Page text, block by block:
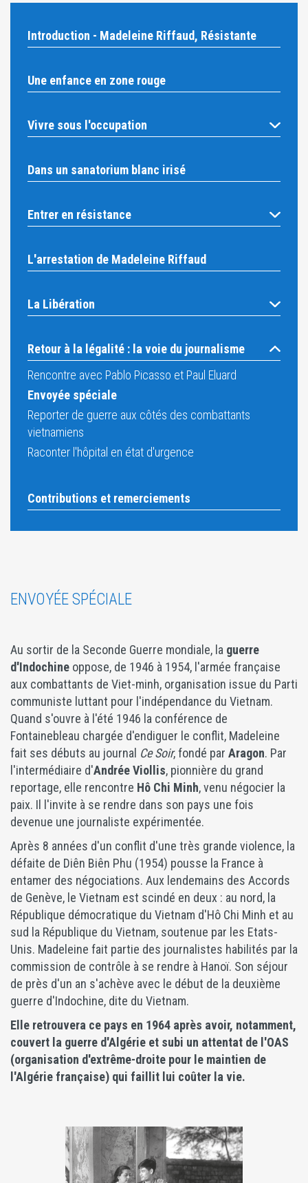
Introduction - Madeleine Riffaud, Résistante
Une enfance en zone rouge
Vivre sous l'occupation
Dans un sanatorium blanc irisé
Entrer en résistance
L'arrestation de Madeleine Riffaud
La Libération
Retour à la légalité : la voie du journalisme
Rencontre avec Pablo Picasso et Paul Eluard
Envoyée spéciale
Reporter de guerre aux côtés des combattants
vietnamiens
Raconter l'hôpital en état d'urgence
Contributions et remerciements
ENVOYÉE SPÉCIALE
Au sortir de la Seconde Guerre mondiale, la guerre
d'Indochine oppose, de 1946 à 1954, l'armée française
aux combattants de Viet-minh, organisation issue du Parti
communiste luttant pour l'indépendance du Vietnam.
Quand s'ouvre à l'été 1946 la conférence de
Fontainebleau chargée d'endiguer le conflit, Madeleine
fait ses débuts au journal Ce Soir, fondé par Aragon. Par
l'intermédiaire d'Andrée Viollis, pionnière du grand
reportage, elle rencontre Hô Chi Minh, venu négocier la
paix. Il l'invite à se rendre dans son pays une fois
devenue une journaliste expérimentée.
Après 8 années d'un conflit d'une très grande violence, la
défaite de Diên Biên Phu (1954) pousse la France à
entamer des négociations. Aux lendemains des Accords
de Genève, le Vietnam est scindé en deux : au nord, la
République démocratique du Vietnam d'Hô Chi Minh et au
sud la République du Vietnam, soutenue par les Etats-
Unis. Madeleine fait partie des journalistes habilités par la
commission de contrôle à se rendre à Hanoï. Son séjour
de près d'un an s'achève avec le début de la deuxième
guerre d'Indochine, dite du Vietnam.
Elle retrouvera ce pays en 1964 après avoir, notamment,
couvert la guerre d'Algérie et subi un attentat de l'OAS
(organisation d'extrême-droite pour le maintien de
l'Algérie française) qui faillit lui coûter la vie.